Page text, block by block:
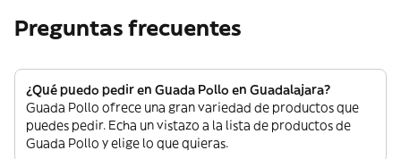
Preguntas frecuentes
¿Qué puedo pedir en Guada Pollo en Guadalajara?
Guada Pollo ofrece una gran variedad de productos que
puedes pedir. Echa un vistazo a la lista de productos de
Guada Pollo y elige lo que quieras.